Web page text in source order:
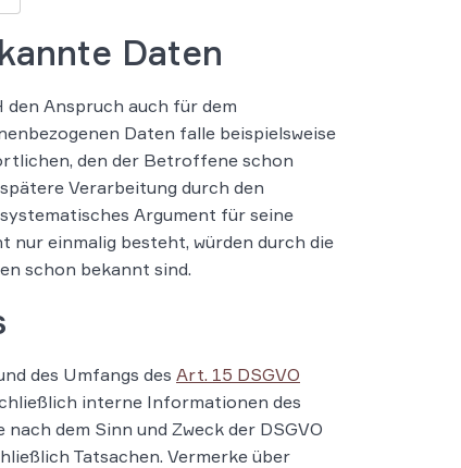
Daten
Anspruch auch für dem
Daten falle beispielsweise
den der Betroffene schon
Verarbeitung durch den
Argument für seine
nur einmalig besteht, würden durch die
schon bekannt sind.
des Umfangs des Art. 15 DSGVO
interne Informationen des
dem Sinn und Zweck der DSGVO
Tatsachen. Vermerke über